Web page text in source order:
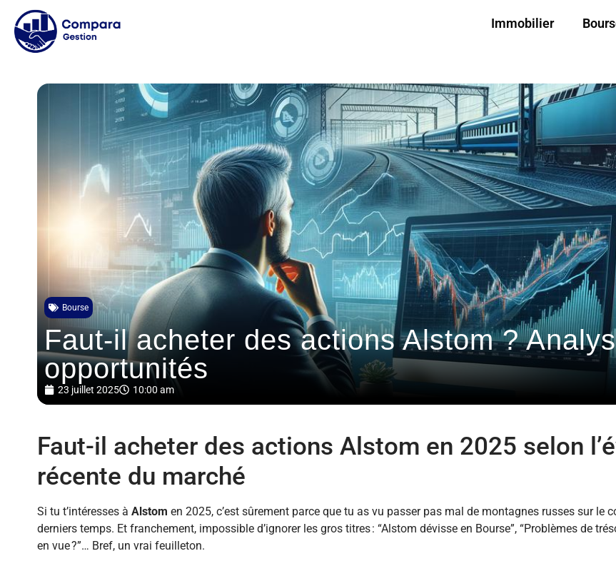
Immobilier
Bourse
Faut-il acheter des actions Alstom ?
opportunités
23 juillet 2025 10:00 am
Faut-il acheter des actions Alstom en 2025 selon
récente du marché
Si tu t’intéresses à Alstom en 2025, c’est sûrement parce que tu as vu passer pas mal de montagnes russes sur le
derniers temps. Et franchement, impossible d’ignorer les gros titres : “Alstom dévisse en Bourse”, “Problèmes de
en vue ?”… Bref, un vrai feuilleton.